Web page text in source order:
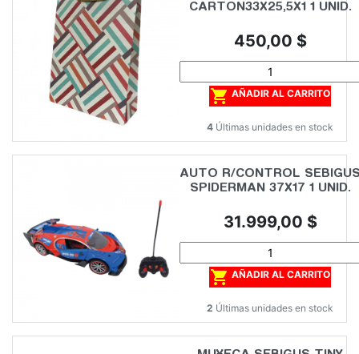
CARTON33X25,5X1 1 UNID.
Precio
450,00 $
 AÑADIR AL CARRITO
4 Últimas unidades en stock
AUTO R/CONTROL
SPIDERMAN 37X17 1 UNID.
Precio
31.999,00 $
 AÑADIR AL CARRITO
2 Últimas unidades en stock